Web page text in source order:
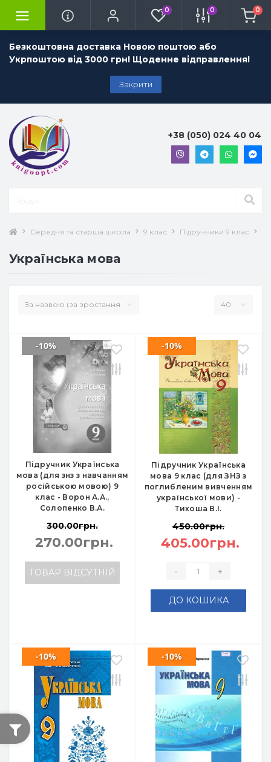
Безкоштовна доставка Новою поштою або
Укрпоштою від 3000 грн! Щоденне відправлення!
Закрити
0 0 0
+38 (050) 024 40 04
Середня та старша школа 9 клас Підручники 9 клас
Українська мова
Підручник Українська
мова (для знз з навчанням
російською мовою) 9
клас - Ворон А.А.,
Солопенко В.А.
-10%
300.00грн.
270.00грн.
ТОВАР ВІДСУТНІЙ
Підручник Українська
мова 9 клас (для ЗНЗ з
поглибленим вивченням
української мови) -
Тихоша В.І.
-10%
450.00грн.
405.00грн.
- +
ДО КОШИКА
-10% -10%